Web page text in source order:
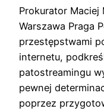
Prokurator Maciej
Warszawa Praga
przestępstwami
internetu,
patostreamingu
pewnej
poprzez